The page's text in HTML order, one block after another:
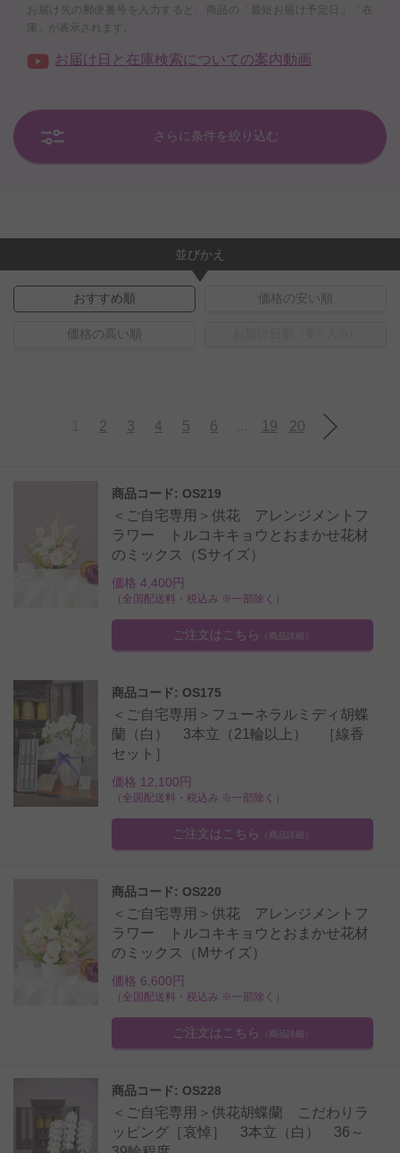
お届け先の郵便番号を入力すると、商品の「最短お届け予定日」「在
庫」が表示されます。
お届け日と在庫検索についての案内動画
さらに条件を絞り込む
並びかえ
おすすめ順 価格の安い順
価格の高い順
2 3 4 5 6 19 20
商品コード: OS219
＜ご自宅専用＞供花 アレンジメントフ
ラワー トルコキキョウとおまかせ花材
のミックス（Sサイズ）
価格 4,400円
（全国配送料・税込み ※一部除く）
ご注文はこちら （商品詳細）
商品コード: OS175
＜ご自宅専用＞フューネラルミディ胡蝶
蘭（白） 3本立（21輪以上） ［線香
セット］
価格 12,100円
（全国配送料・税込み ※一部除く）
ご注文はこちら （商品詳細）
商品コード: OS220
＜ご自宅専用＞供花 アレンジメントフ
ラワー トルコキキョウとおまかせ花材
のミックス（Mサイズ）
価格 6,600円
（全国配送料・税込み ※一部除く）
ご注文はこちら （商品詳細）
商品コード: OS228
＜ご自宅専用＞供花胡蝶蘭 こだわりラ
ッピング［哀悼］ 3本立（白） 36～